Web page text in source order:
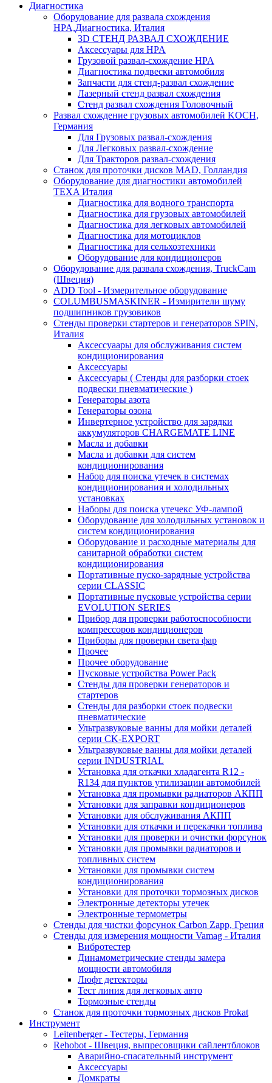
Диагностика
Оборудование для развала схождения
HPA,Диагностика, Италия
3D СТЕНД РАЗВАЛ СХОЖДЕНИЕ
Аксессуары для HPA
Грузовой развал-схождение HPA
Диагностика подвески автомобиля
Запчасти для стенд-развал схождение
Лазерный стенд развал схождения
Стенд развал схождения Головочный
Развал схождение грузовых автомобилей KOCH,
Германия
Для Грузовых развал-схождения
Для Легковых развал-схождение
Для Тракторов развал-схождения
Станок для проточки дисков MAD, Голландия
Оборудование для диагностики автомобилей
TEXA Италия
Диагностика для водного транспорта
Диагностика для грузовых автомобилей
Диагностика для легковых автомобилей
Диагностика для мотоциклов
Диагностика для сельхозтехники
Оборудование для кондиционеров
Оборудование для развала схождения, TruckCam
(Швеция)
ADD Tool - Измерительное оборудование
COLUMBUSMASKINER - Измирители шуму
подшипников грузовиков
Стенды проверки стартеров и генераторов SPIN,
Италия
Аксессуаары для обслуживания систем
кондиционирования
Аксессуары
Аксессуары ( Стенды для разборки стоек
подвески пневматические )
Генераторы азота
Генераторы озона
Инвертерное устройство для зарядки
аккумуляторов CHARGEMATE LINE
Масла и добавки
Масла и добавки для систем
кондиционирования
Набор для поиска утечек в системах
кондиционирования и холодильных
установках
Наборы для поиска утечекс УФ-лампой
Оборудование для холодильных установок и
систем кондиционирования
Оборудование и расходные материалы для
санитарной обработки систем
кондиционирования
Портативные пуско-зарядные устройства
серии CLASSIC
Портативные пусковые устройства серии
EVOLUTION SERIES
Прибор для проверки работоспособности
компрессоров кондиционеров
Приборы для проверки света фар
Прочее
Прочее оборудование
Пусковые устройства Power Pack
Стенды для проверки генераторов и
стартеров
Стенды для разборки стоек подвески
пневматические
Ультразвуковые ванны для мойки деталей
серии CK-EXPORT
Ультразвуковые ванны для мойки деталей
серии INDUSTRIAL
Установка для откачки хладагента R12 -
R134 для пунктов утилизации автомобилей
Установка для промывки радиаторов АКПП
Установки для заправки кондиционеров
Установки для обслуживания АКПП
Установки для откачки и перекачки топлива
Установки для проверки и очистки форсунок
Установки для промывки радиаторов и
топливных систем
Установки для промывки систем
кондиционирования
Установки для проточки тормозных дисков
Электронные детекторы утечек
Электронные термометры
Стенды для чистки форсунок Carbon Zapp, Греция
Стенды для измерения мощности Vamag - Италия
Вибротестер
Динамометрические стенды замера
мощности автомобиля
Люфт детекторы
Тест линия для легковых авто
Тормозные стенды
Станок для проточки тормозных дисков Prokat
Инструмент
Leitenberger - Тестеры, Германия
Rehobot - Швеция, выпресовщики сайлентблоков
Аварийно-спасательный инструмент
Аксессуары
Домкраты